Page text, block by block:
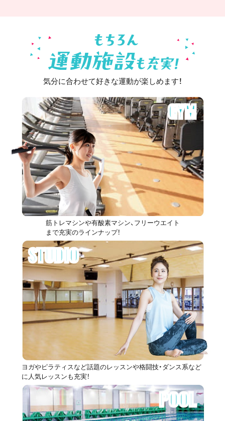
気分に合わせて好きな運動が楽しめます！
GYM
筋トレマシンや有酸素マシン、フリーウエイト
まで充実のラインナップ！
STUDIO
ヨガやピラティスなど話題のレッスンや格闘技・ダンス系など
に人気レッスンも充実！
POOL